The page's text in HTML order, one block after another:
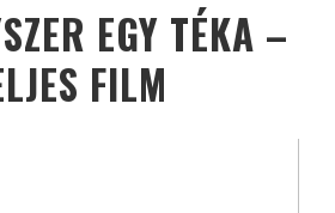
EGY TÉKA –
FILM